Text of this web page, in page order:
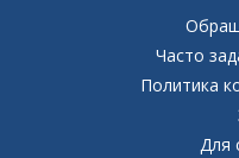
Часто
Политика
Для